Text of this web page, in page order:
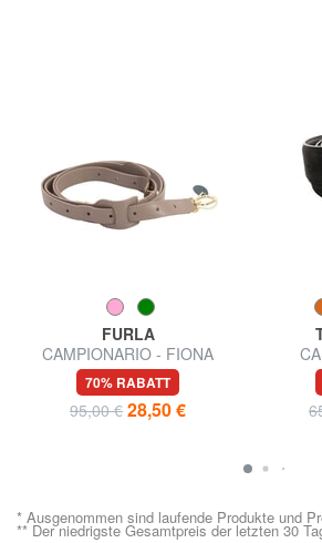
FURLA
CAMPIONARIO - FIONA
Schulterriemen aus Leder
70% RABATT
95,00 € 28,50 €
* Ausgenommen sind laufende Produkte und
** Der niedrigste Gesamtpreis der letzten 30